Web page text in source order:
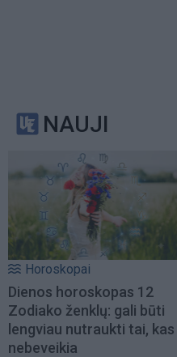
NAUJI
Horoskopai
Dienos horoskopas 12
Zodiako ženklų: gali būti
lengviau nutraukti tai, kas
nebeveikia